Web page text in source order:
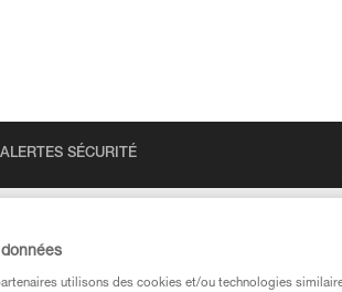
ALERTES SÉCURITÉ
utilisons des cookies et/ou technologies